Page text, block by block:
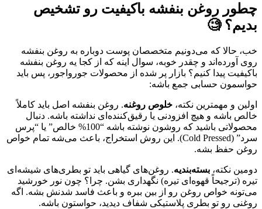
چطور روغن بنفشه باکیفیت رو تشخیص
بدیم؟ 🧐
خب، حالا که می‌دونیم متخصصان پوست دوباره به روغن بنفشه
روی آورده‌اند و چقدر خوبه، سوال اینه که از کجا یه روغن بنفشه
باکیفیت پیدا کنیم؟ بازار پر شده از محصولات جورواجور، پس باید
حواسمون حسابی جمع باشه:
اولین و مهمترین نکته، خلوص روغنه. روغن بنفشه اصل باید کاملاً
خالص باشه و هیچ افزودنی یا رقیق‌کننده‌ای نداشته باشه. دنبال
محصولاتی باشید که روشون نوشته باشه “100% خالص” یا “پرس
سرد” (Cold Pressed). این روش استخراج، باعث می‌شه تمام خواص
روغن حفظ بشه.
دومین نکته، بسته‌بندیه. روغن‌های گیاهی باید تو بطری‌های شیشه‌ای
تیره (ترجیحاً قهوه‌ای تیره) نگهداری بشن. چرا؟ چون نور خورشید
می‌تونه خواص روغن رو از بین ببره و باعث فاسد شدنش بشه. اگه
روغنی رو تو بطری پلاستیکی شفاف دیدید، حواستون باشه.